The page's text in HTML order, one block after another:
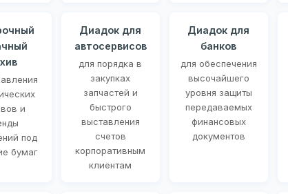
и
под
бумаг
Диадок для
автосервисов
для порядка в
закупках
запчастей и
быстрого
выставления
счетов
корпоративным
клиентам
Диадок для
банков
для обеспечения
высочайшего
уровня защиты
передаваемых
финансовых
документов